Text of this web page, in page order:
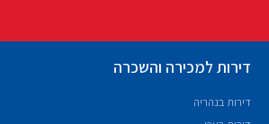
דירות למכירה והשכרה
דירות בנהריה